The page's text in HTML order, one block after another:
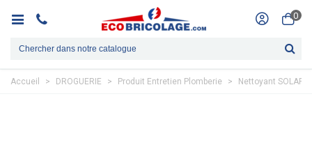
0
Accueil > DROGUERIE > Produit Entretien Plomberie > Nettoyant SOLAR